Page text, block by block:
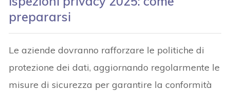
prepararsi
Le aziende dovranno rafforzare le politiche di
protezione dei dati, aggiornando regolarmente le
misure di sicurezza per garantire la conformità